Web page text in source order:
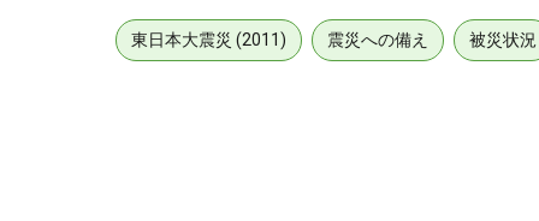
東日本大震災 (2011) 震災への備え 被災状況